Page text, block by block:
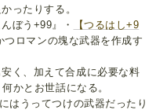
ったりする。
ぼう+99』・
【つるはし+9
つロマンの塊な武器を作成す
く、加えて合成に必要な料
かとお世話になる。
はうってつけの武器だったり